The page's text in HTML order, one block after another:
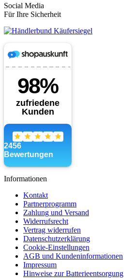
Social Media
Für Ihre Sicherheit
Informationen
Kontakt
Partnerprogramm
Zahlung und Versand
Widerrufsrecht
Vertrag widerrufen
Datenschutzerklärung
Cookie-Einstellungen
AGB und Kundeninformationen
Impressum
Hinweise zur Batterieentsorgung